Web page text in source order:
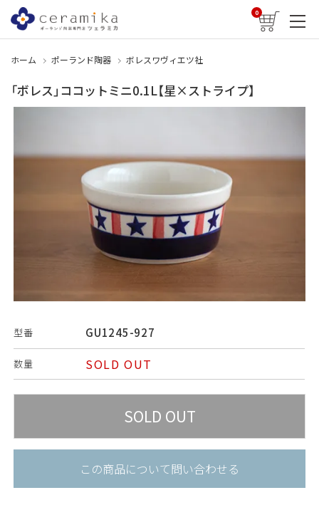
0
ホーム ポーランド陶器 ボレスワヴィエツ社
「ボレス」ココットミニ0.1L【星×ストライプ】
型番 GU1245-927
数量 SOLD OUT
この商品について問い合わせる